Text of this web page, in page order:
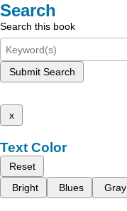
Search
Search this book
Submit Search
x
Text Color
Reset
Bright
Blues Gray